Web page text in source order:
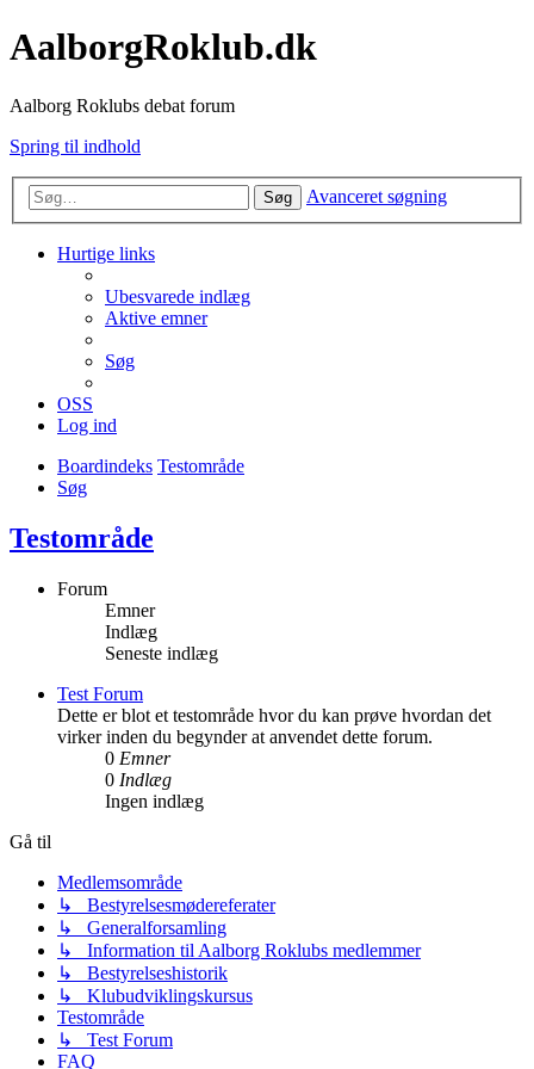
AalborgRoklub.dk
Aalborg Roklubs debat forum
Spring til indhold
Søg Avanceret søgning
Hurtige links
Ubesvarede indlæg
Aktive emner
Søg
OSS
Log ind
Boardindeks Testområde
Søg
Testområde
Forum
Emner
Indlæg
Seneste indlæg
Test Forum
Dette er blot et testområde hvor du kan prøve hvordan det
virker inden du begynder at anvendet dette forum.
0 Emner
0 Indlæg
Ingen indlæg
Gå til
Medlemsområde
↳ Bestyrelsesmødereferater
↳ Generalforsamling
↳ Information til Aalborg Roklubs medlemmer
↳ Bestyrelseshistorik
↳ Klubudviklingskursus
Testområde
↳ Test Forum
FAQ